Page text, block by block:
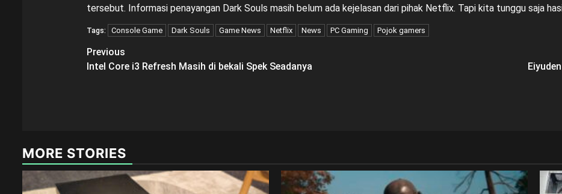
tersebut. Informasi penayangan Dark Souls masih belum ada kejelasan dari pihak Netflix. Tapi kita tunggu saja
Tags: Console Game Dark Souls Game News Netflix News PC Gaming Pojok gamers
Post
navigation
Previous
Intel Core i3 Refresh Masih di bekali Spek Seadanya
MORE STORIES